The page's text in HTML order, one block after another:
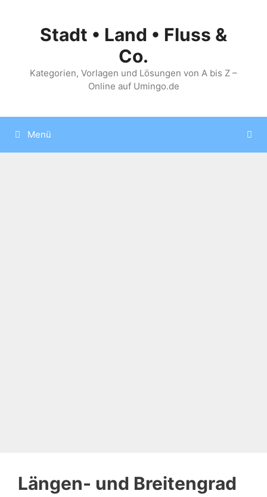
springenStadt • Land • Fluss &
Co.
Kategorien, Vorlagen und Lösungen von A bis Z –
Online auf Umingo.de
Menü
Längen- und Breitengrad